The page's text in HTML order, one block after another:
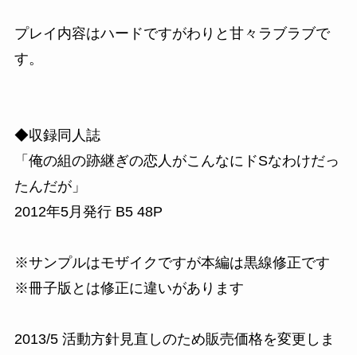
プレイ内容はハードですがわりと甘々ラブラブで
す。
◆収録同人誌
「俺の組の跡継ぎの恋人がこんなにドSなわけだっ
たんだが」
2012年5月発行 B5 48P
※サンプルはモザイクですが本編は黒線修正です
※冊子版とは修正に違いがあります
2013/5 活動方針見直しのため販売価格を変更しま